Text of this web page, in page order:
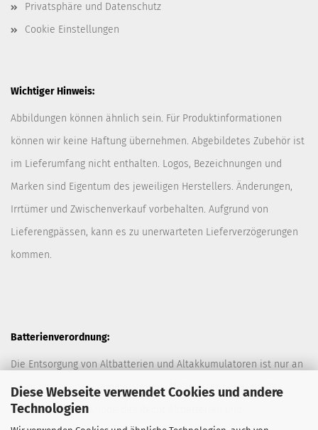
Diese Webseite verwendet Cookies und andere
Technologien
Privatsphäre und Datenschutz
Cookie Einstellungen
Wichtiger Hinweis:
Abbildungen können ähnlich sein. Für Produktinformationen
können wir keine Haftung übernehmen. Abgebildetes Zubehör ist
im Lieferumfang nicht enthalten. Logos, Bezeichnungen und
Marken sind Eigentum des jeweiligen Herstellers. Änderungen,
Irrtümer und Zwischenverkauf vorbehalten. Aufgrund von
Lieferengpässen, kann es zu unerwarteten Lieferverzögerungen
kommen.
Batterienverordnung:
Die Entsorgung von Altbatterien und Altakkumulatoren ist nur an
davor vorgesehen Sammelstellen (Müllplätzen) erlaubt. Des
Weiteren hat der Kunde das Recht Altbatterien und